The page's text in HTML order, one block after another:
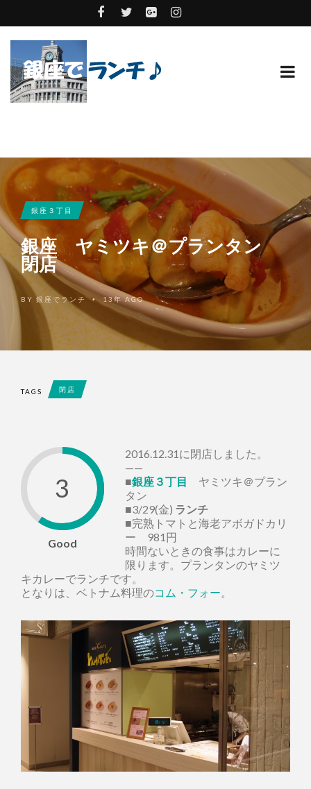
銀座３丁目
銀座 ヤミツキ＠プランタン
閉店
BY 銀座でランチ • 13年 AGO
TAGS 閉店
3
Good
2016.12.31に閉店しました。
——
■銀座３丁目
ヤミツキ＠プラン
タン
■3/29(金) ランチ
■完熟トマトと海老アボガドカリ
ー 981円
時間ないときの食事はカレーに
限ります。プランタンのヤミツ
キカレーでランチです。
となりは、ベトナム料理のコム・フォー。